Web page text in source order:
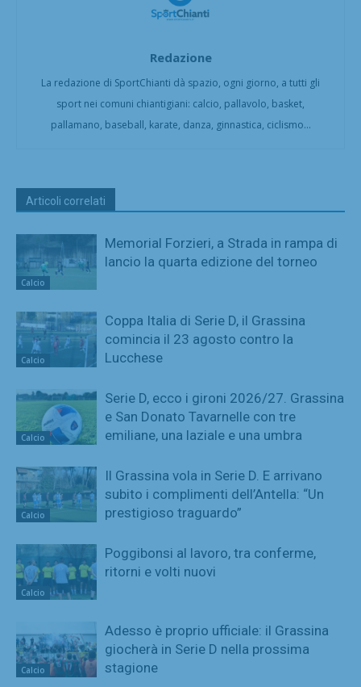
Redazione
La redazione di SportChianti dà spazio, ogni giorno, a tutti gli
sport nei comuni chiantigiani: calcio, pallavolo, basket,
pallamano, baseball, karate, danza, ginnastica, ciclismo...
Articoli correlati
Calcio
Memorial Forzieri, a Strada in rampa di
lancio la quarta edizione del torneo
Calcio
Coppa Italia di Serie D, il Grassina
comincia il 23 agosto contro la
Lucchese
Calcio
Serie D, ecco i gironi 2026/27. Grassina
e San Donato Tavarnelle con tre
emiliane, una laziale e una umbra
Calcio
Il Grassina vola in Serie D. E arrivano
subito i complimenti dell’Antella: “Un
prestigioso traguardo”
Calcio
Poggibonsi al lavoro, tra conferme,
ritorni e volti nuovi
Calcio
Adesso è proprio ufficiale: il Grassina
giocherà in Serie D nella prossima
stagione